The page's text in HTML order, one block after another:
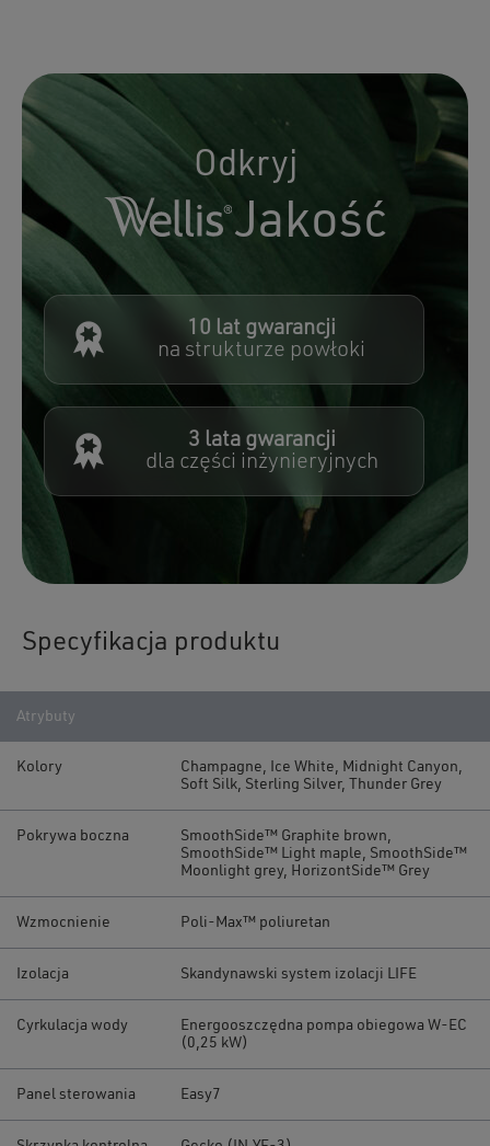
Odkryj
Jakość
10 lat gwarancji
na strukturze powłoki
3 lata gwarancji
dla części inżynieryjnych
Specyfikacja produktu
Atrybuty
Kolory
Champagne, Ice White, Midnight Canyon,
Soft Silk, Sterling Silver, Thunder Grey
Pokrywa boczna
SmoothSide™ Graphite brown,
SmoothSide™ Light maple, SmoothSide™
Moonlight grey, HorizontSide™ Grey
Wzmocnienie Poli-Max™ poliuretan
Izolacja Skandynawski system izolacji LIFE
Cyrkulacja wody
Energooszczędna pompa obiegowa W-EC
(0,25 kW)
Panel sterowania Easy7